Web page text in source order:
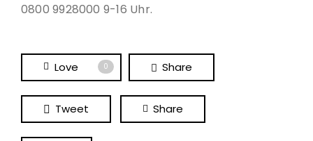
0800 9928000 9-16 Uhr.
Love 0 Share
Tweet Share